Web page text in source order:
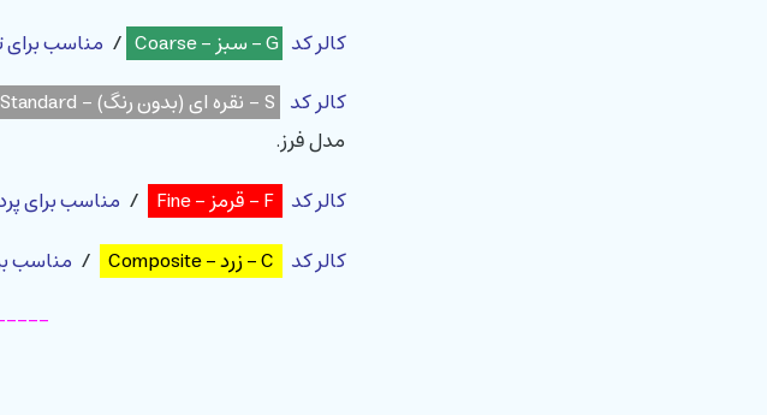
کالر کد
/ مناسب برای
کالر کد
مدل فرز.
کالر کد
/ مناسب برای
کالر کد
/ مناسب